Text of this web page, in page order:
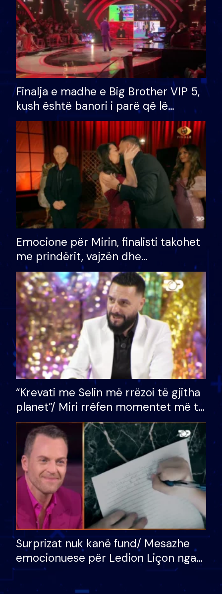
Finalja e madhe e Big Brother VIP 5,
kush është banori i parë që lë
shtëpinë dhe humb mundësinë për
të fituar çmimin e madh
Emocione për Mirin, finalisti takohet
me prindërit, vajzën dhe
bashkëshorten: S’kemi ndonjë letër
divorci apo jo?
“Krevati me Selin më rrëzoi të gjitha
planet”/ Miri rrëfen momentet më të
bukura në shtëpinë e BB VIP: Do më
mungojë zilja e mëngjesit kur…
Surprizat nuk kanë fund/ Mesazhe
emocionuese për Ledion Liçon nga
nëna dhe fëmijët e tij, moderatori
nuk i mban dot lotët: Nuk meritoj…